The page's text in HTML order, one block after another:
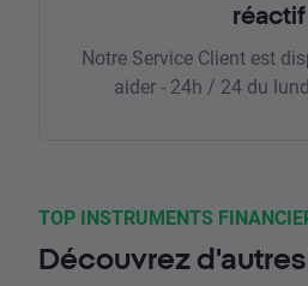
réactif
Notre Service Client est
aider - 24h / 24 du
TOP INSTRUMENTS
Découvrez